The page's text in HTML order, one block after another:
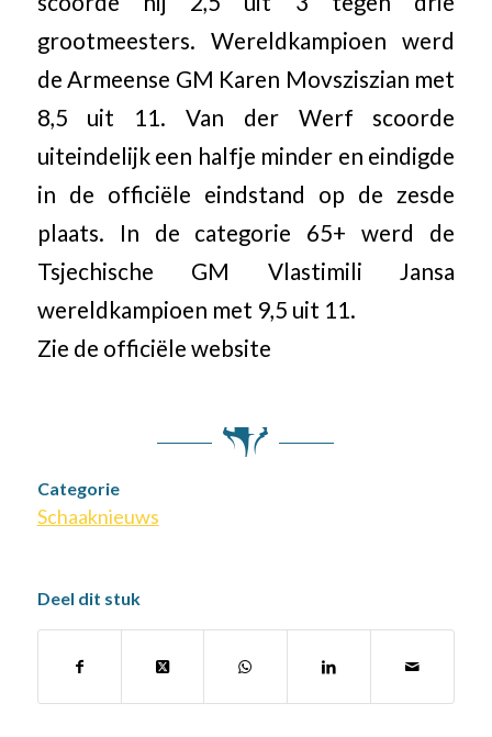
grootmeesters. Wereldkampioen werd
de Armeense GM Karen Movsziszian met
8,5 uit 11. Van der Werf scoorde
uiteindelijk een halfje minder en eindigde
in de officiële eindstand op de zesde
plaats. In de categorie 65+ werd de
Tsjechische GM Vlastimili Jansa
wereldkampioen met 9,5 uit 11.
Zie de officiële website
Categorie
Schaaknieuws
Deel dit stuk